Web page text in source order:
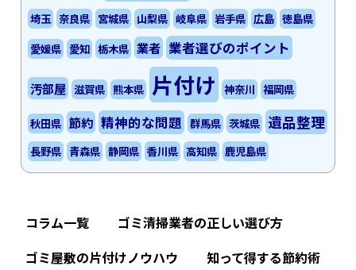
埼玉 奈良県 宮城県 山梨県 岐阜県 岩手県 広島 徳島県
愛媛県 愛知 栃木県 業者 業者選びのポイント
汚部屋 滋賀県 熊本県 片付け 神奈川 福岡県
秋田県 節約 精神的な問題 群馬県 茨城県 遺品整理
長野県 青森県 静岡県 香川県 高知県 鹿児島県
コラム一覧
ゴミ清掃業者の正しい選び方
ゴミ屋敷の片付けノウハウ
知って得する節約術